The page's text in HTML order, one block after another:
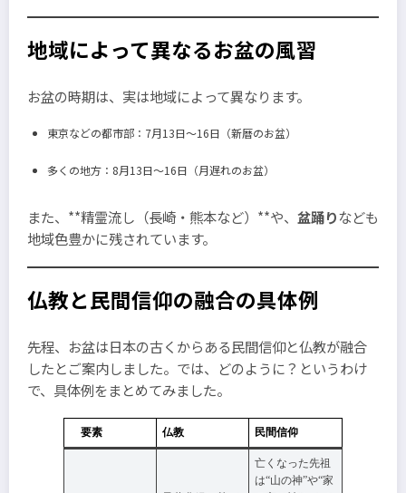
地域によって異なるお盆の風習
お盆の時期は、実は地域によって異なります。
東京などの都市部：7月13日〜16日（新暦のお盆）
多くの地方：8月13日〜16日（月遅れのお盆）
また、**精霊流し（長崎・熊本など）**や、 盆踊りなども
地域色豊かに残されています。
仏教と民間信仰の融合の具体例
先程、お盆は日本の古くからある民間信仰と仏教が融合
したとご案内しました。では、どのように？というわけ
で、具体例をまとめてみました。
要素 仏教 民間信仰
亡くなった先祖
は“山の神”や“家